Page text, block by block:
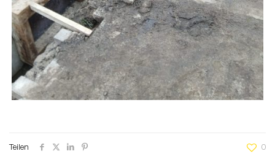
Teilen 0